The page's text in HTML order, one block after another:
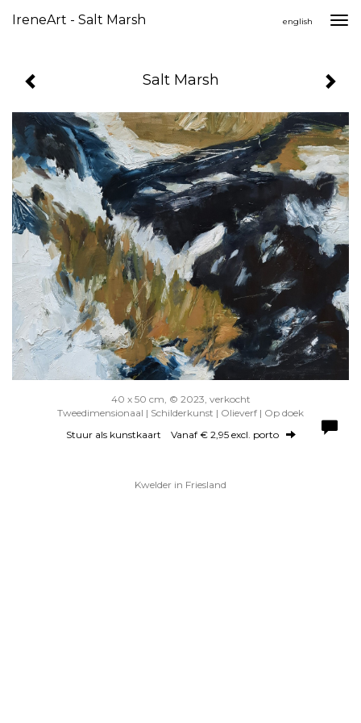
IreneArt - Salt Marsh english
Salt Marsh
40 x 50 cm, © 2023, verkocht
Tweedimensionaal | Schilderkunst | Olieverf | Op doek
Stuur als kunstkaart Vanaf € 2,95 excl. porto
Kwelder in Friesland